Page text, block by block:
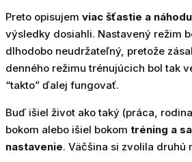
Preto opisujem viac šťastie a náhodu
výsledky dosiahli. Nastavený režim
dlhodobo neudržateľný, pretože
denného režimu trénujúcich bol tak
“takto” ďalej fungovať.
Buď išiel život ako taký (práca,
bokom alebo išiel bokom tréning a
nastavenie. Väčšina si zvolila druhú